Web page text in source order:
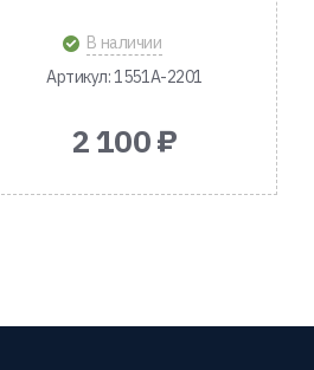
В наличии
Артикул: 1551A-2201
2 100 ₽